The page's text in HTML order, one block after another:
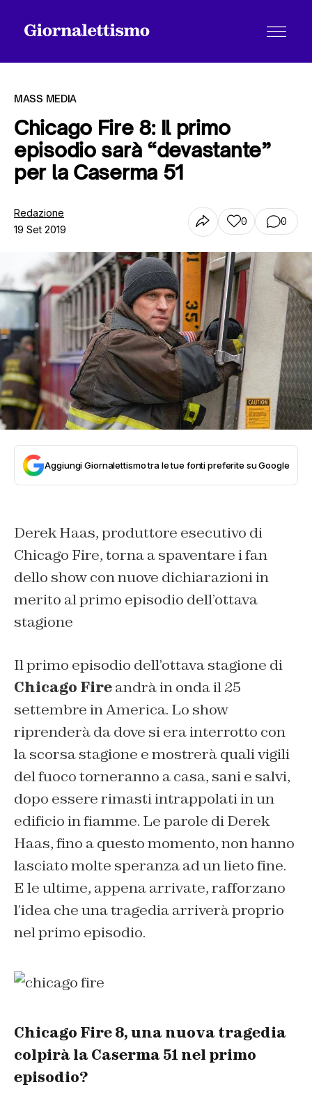
Tutti gli articoli
Chi siamo
Contatti
MASS MEDIA
Chicago Fire 8: Il primo
episodio sarà “devastante”
per la Caserma 51
Redazione
19 Set 2019
0 0
Aggiungi Giornalettismo tra le tue fonti preferite su Google
Derek Haas, produttore esecutivo di
Chicago Fire, torna a spaventare i fan
dello show con nuove dichiarazioni in
merito al primo episodio dell’ottava
stagione
Il primo episodio dell’ottava stagione di
Chicago Fireandrà in onda il 25
settembre in America. Lo show
riprenderà da dove si era interrotto con
la scorsa stagione e mostrerà quali vigili
del fuoco torneranno a casa, sani e salvi,
dopo essere rimasti intrappolati in un
edificio in fiamme. Le parole di Derek
Haas, fino a questo momento, non hanno
lasciato molte speranza ad un lieto fine.
E le ultime, appena arrivate, rafforzano
l’idea che una tragedia arriverà proprio
nel primo episodio.
Chicago Fire 8, una nuova tragedia
colpirà la Caserma 51 nel primo
episodio?